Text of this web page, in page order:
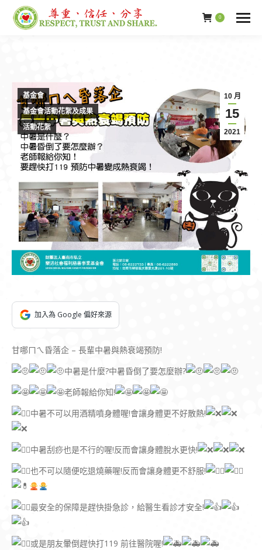
0
10 月
15
2021
基金會
基金會活動花絮及成果
活動花絮
加入為 Google 偏好來源
甘哪ㄇㄟ昏落企 – 長輩中暑與熱衰竭預防!
中暑是什麼?中暑昏倒了要怎麼辦?
老師報給你知!
中暑不可以用酒精噴身體喔!會讓身體更不好散熱!
中暑刮痧也是不行的喔!反而會讓身體脫水更快!
也不可以隨便吃退燒藥喔!反而會讓身體更不舒服!
最安全的保障是趕快掛急診，給醫生看診才安全!
或是朋友暈倒趕快打119 前往醫院喔!